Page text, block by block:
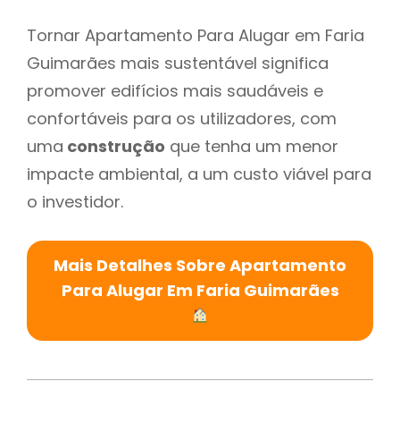
Tornar Apartamento Para Alugar em Faria
Guimarães mais sustentável significa
promover edifícios mais saudáveis e
confortáveis para os utilizadores, com
uma construção que tenha um menor
impacte ambiental, a um custo viável para
o investidor.
Mais Detalhes Sobre Apartamento
Para Alugar Em Faria Guimarães